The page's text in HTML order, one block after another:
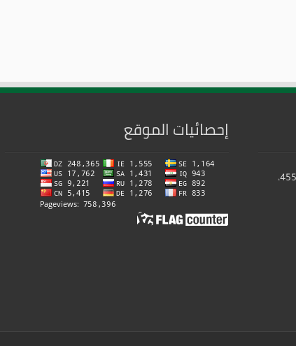
جامعة غرداية، المنطقة العلمية، ص ب 455،
إحصائيات الموقع